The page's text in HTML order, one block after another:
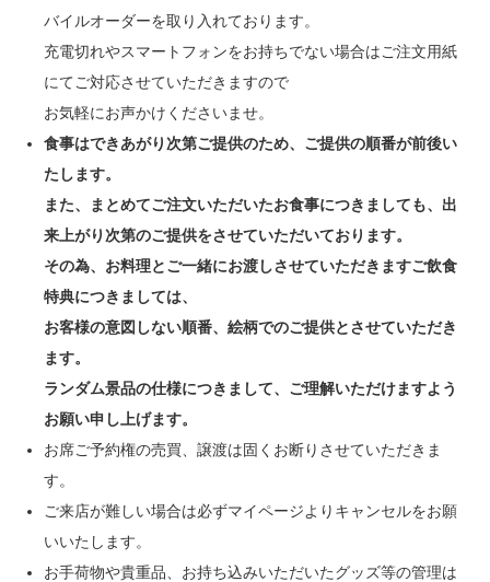
バイルオーダーを取り入れております。
充電切れやスマートフォンをお持ちでない場合はご注文用紙
にてご対応させていただきますので
お気軽にお声かけくださいませ。
食事はできあがり次第ご提供のため、ご提供の順番が前後い
たします。
また、まとめてご注文いただいたお食事につきましても、出
来上がり次第のご提供をさせていただいております。
その為、お料理とご一緒にお渡しさせていただきますご飲食
特典につきましては、
お客様の意図しない順番、絵柄でのご提供とさせていただき
ます。
ランダム景品の仕様につきまして、ご理解いただけますよう
お願い申し上げます。
お席ご予約権の売買、譲渡は固くお断りさせていただきま
す。
ご来店が難しい場合は必ずマイページよりキャンセルをお願
いいたします。
お手荷物や貴重品、お持ち込みいただいたグッズ等の管理は